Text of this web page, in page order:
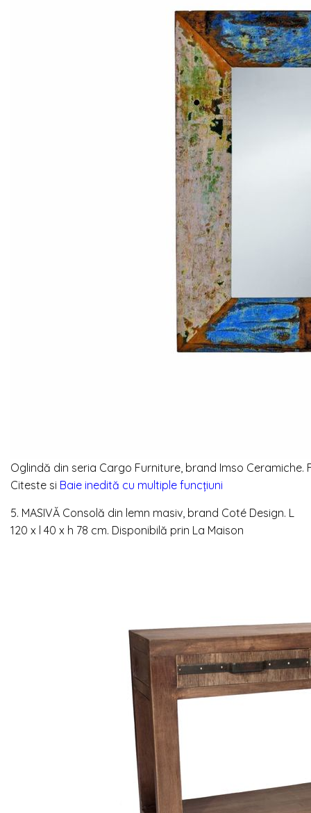
Oglindă din seria Cargo Furniture, brand Imso Ceramiche.
Citeste si Baie inedită cu multiple funcțiuni
5. MASIVĂ Consolă din lemn masiv, brand Coté Design. L
120 x l 40 x h 78 cm. Disponibilă prin La Maison